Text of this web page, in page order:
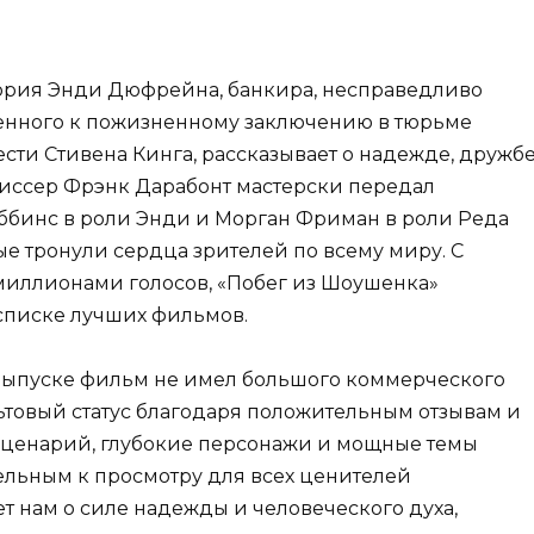
Энди Дюфрейна, банкира, несправедливо
к пожизненному заключению в тюрьме
Стивена Кинга, рассказывает о надежде,
Фрэнк Дарабонт мастерски передал
в роли Энди и Морган Фриман в роли Реда
тронули сердца зрителей по всему миру. С
голосов, «Побег из Шоушенка»
лучших фильмов.
фильм не имел большого коммерческого
статус благодаря положительным отзывам и
глубокие персонажи и мощные темы
к просмотру для всех ценителей
нам о силе надежды и человеческого духа,